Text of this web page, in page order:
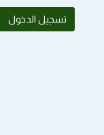
تسجيل الدخول